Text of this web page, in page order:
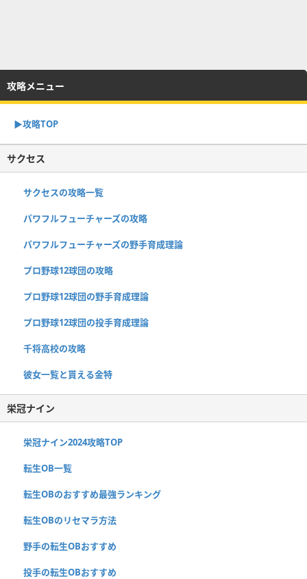
攻略メニュー
▶︎攻略TOP
サクセス
サクセスの攻略一覧
パワフルフューチャーズの攻略
パワフルフューチャーズの野手育成理論
プロ野球12球団の攻略
プロ野球12球団の野手育成理論
プロ野球12球団の投手育成理論
千将高校の攻略
彼女一覧と貰える金特
栄冠ナイン
栄冠ナイン2024攻略TOP
転生OB一覧
転生OBのおすすめ最強ランキング
転生OBのリセマラ方法
野手の転生OBおすすめ
投手の転生OBおすすめ